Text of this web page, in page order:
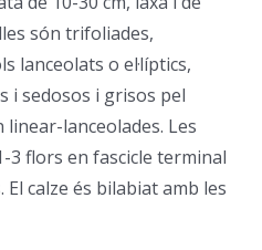
són trifoliades,
lanceolats o el·líptics,
i sedosos i grisos pel
lanceolades. Les
3 flors en fascicle terminal
El calze és bilabiat amb les